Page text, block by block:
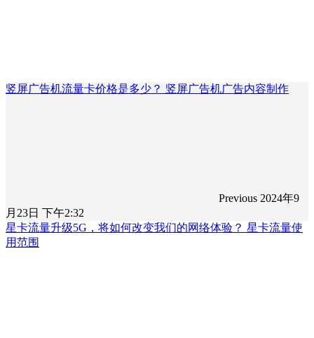
竖屏广告机流量卡价格是多少？ 竖屏广告机广告内容制作
Previous 2024年9
月23日 下午2:32
星卡流量升级5G，将如何改变我们的网络体验？ 星卡流量使
用范围